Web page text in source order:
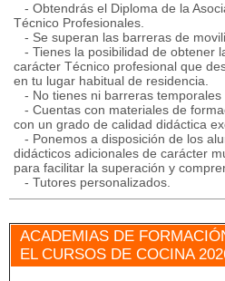
- Obtendrás el Diploma de la
Técnico Profesionales.
- Se superan las barreras de
- Tienes la posibilidad de obtener
carácter Técnico profesional que
en tu lugar habitual de residencia.
- No tienes ni barreras temporales
- Cuentas con materiales de
con un grado de calidad didáctica
- Ponemos a disposición de los
didácticos adicionales de carácter
para facilitar la superación y
- Tutores personalizados.
ACADEMIAS DE
EL CURSOS DE COCINA